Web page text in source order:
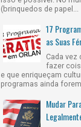
(brinquedos de papel...
17
as Suas
Cada vez
fazer
e que enriqueçam
programas ainda
Mudar